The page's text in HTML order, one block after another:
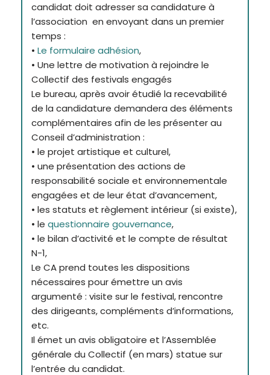
candidat doit adresser sa candidature à
l’association en envoyant dans un premier
temps :
• Le formulaire adhésion,
• Une lettre de motivation à rejoindre le
Collectif des festivals engagés
Le bureau, après avoir étudié la recevabilité
de la candidature demandera des éléments
complémentaires afin de les présenter au
Conseil d’administration :
• le projet artistique et culturel,
• une présentation des actions de
responsabilité sociale et environnementale
engagées et de leur état d’avancement,
• les statuts et règlement intérieur (si existe),
• le questionnaire gouvernance,
• le bilan d’activité et le compte de résultat
N-1,
Le CA prend toutes les dispositions
nécessaires pour émettre un avis
argumenté : visite sur le festival, rencontre
des dirigeants, compléments d’informations,
etc.
Il émet un avis obligatoire et l’Assemblée
générale du Collectif (en mars) statue sur
l’entrée du candidat.